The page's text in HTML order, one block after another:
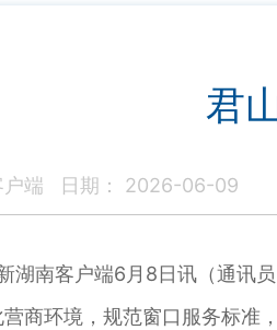
君
端 日期： 2026-06-09
南客户端6月8日讯（通讯员
环境，规范窗口服务标准，